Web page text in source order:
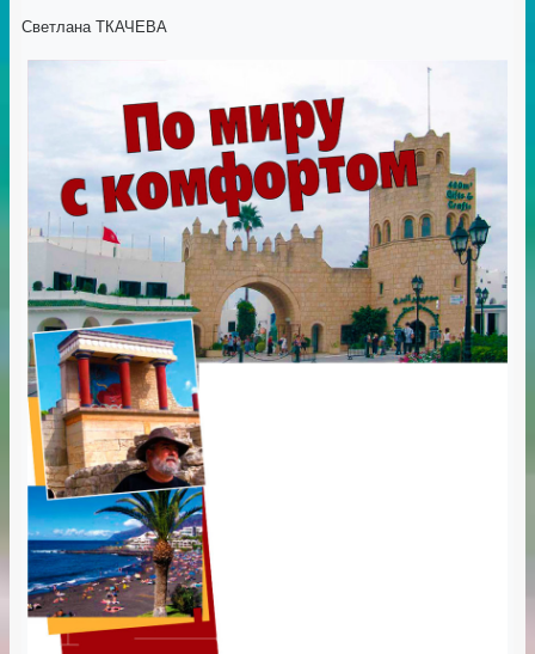
Светлана ТКАЧЕВА